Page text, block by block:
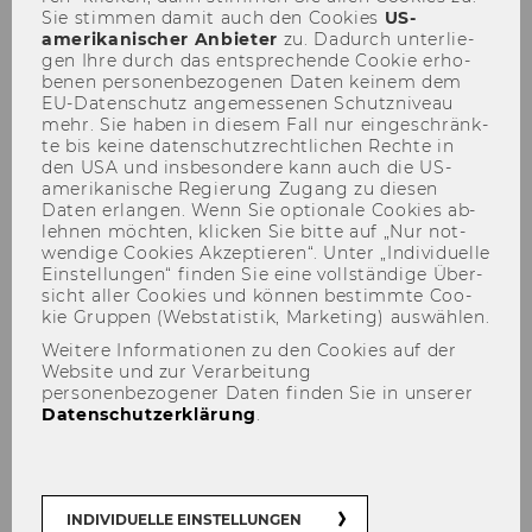
Forschungsprojekt Eco-
Anxiety, Social
Entrepreneurship Vorbilder
und ökologisches Handeln
gen die mit dem Kli­ma­wan­del ver­bun­de­nen
Sie stim­men damit auch den Coo­kies US-​
amerikanischer An­bie­ter zu. Da­durch un­ter­lie­
gen Ihre durch das ent­spre­chen­de Coo­kie er­ho­
be­nen per­so­nen­be­zo­ge­nen Daten kei­nem dem
EU-​Datenschutz an­ge­mes­se­nen Schutz­ni­veau
mehr. Sie haben in die­sem Fall nur ein­ge­schränk­
te bis keine da­ten­schutz­recht­li­chen Rech­te in
den USA und ins­be­son­de­re kann auch die US-​
amerikanische Re­gie­rung Zu­gang zu die­sen
Daten er­lan­gen. Wenn Sie op­tio­na­le Coo­kies ab­
leh­nen möch­ten, kli­cken Sie bitte auf „Nur not­
wen­di­ge Coo­kies Ak­zep­tie­ren“. Unter „In­di­vi­du­el­le
Ein­stel­lun­gen“ fin­den Sie eine voll­stän­di­ge Über­
sicht aller Coo­kies und kön­nen be­stimm­te Coo­
kie Grup­pen (Web­sta­tis­tik, Mar­ke­ting) aus­wäh­len.
Weitere Informationen zu den Cookies auf der
Website und zur Verarbeitung
personenbezogener Daten finden Sie in unserer
Datenschutzerklärung
INDIVIDUELLE EINSTELLUNGEN